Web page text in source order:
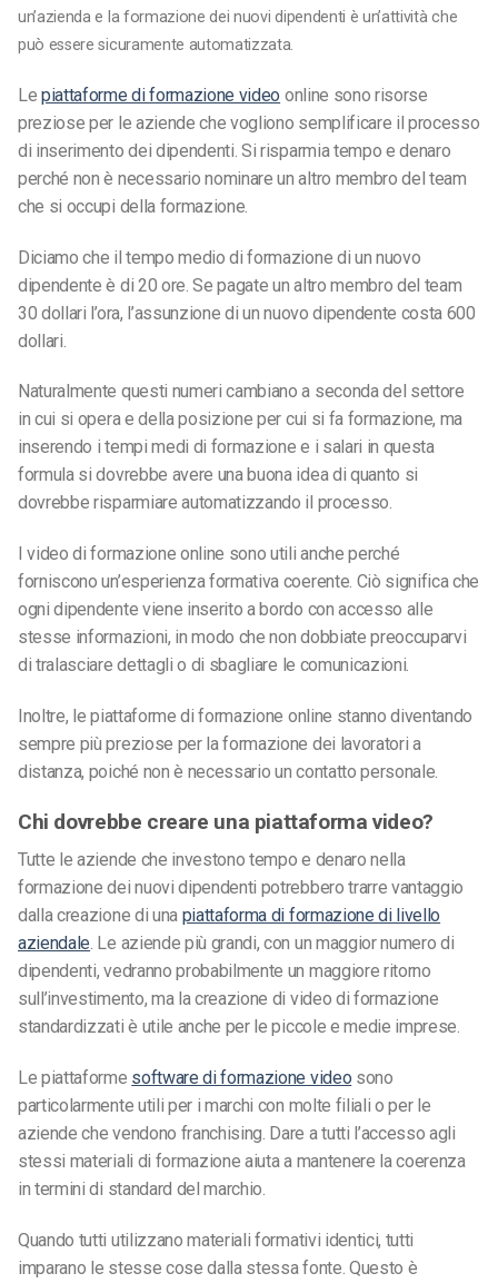
un’azienda e la formazione dei nuovi dipendenti è un’attività che
può essere sicuramente automatizzata.
Lepiattaforme di formazione video online sono risorse
preziose per le aziende che vogliono semplificare il processo
di inserimento dei dipendenti. Si risparmia tempo e denaro
perché non è necessario nominare un altro membro del team
che si occupi della formazione.
Diciamo che il tempo medio di formazione di un nuovo
dipendente è di 20 ore. Se pagate un altro membro del team
30 dollari l’ora, l’assunzione di un nuovo dipendente costa 600
dollari.
Naturalmente questi numeri cambiano a seconda del settore
in cui si opera e della posizione per cui si fa formazione, ma
inserendo i tempi medi di formazione e i salari in questa
formula si dovrebbe avere una buona idea di quanto si
dovrebbe risparmiare automatizzando il processo.
I video di formazione online sono utili anche perché
forniscono un’esperienza formativa coerente. Ciò significa che
ogni dipendente viene inserito a bordo con accesso alle
stesse informazioni, in modo che non dobbiate preoccuparvi
di tralasciare dettagli o di sbagliare le comunicazioni.
Inoltre, le piattaforme di formazione online stanno diventando
sempre più preziose per la formazione dei lavoratori a
distanza, poiché non è necessario un contatto personale.
Chi dovrebbe creare una piattaforma video?
Tutte le aziende che investono tempo e denaro nella
formazione dei nuovi dipendenti potrebbero trarre vantaggio
dalla creazione di una piattaforma di formazione di livello
aziendale. Le aziende più grandi, con un maggior numero di
dipendenti, vedranno probabilmente un maggiore ritorno
sull’investimento, ma la creazione di video di formazione
standardizzati è utile anche per le piccole e medie imprese.
Le piattaforme software di formazione video sono
particolarmente utili per i marchi con molte filiali o per le
aziende che vendono franchising. Dare a tutti l’accesso agli
stessi materiali di formazione aiuta a mantenere la coerenza
in termini di standard del marchio.
Quando tutti utilizzano materiali formativi identici, tutti
imparano le stesse cose dalla stessa fonte. Questo è